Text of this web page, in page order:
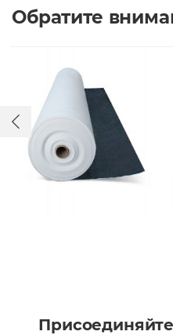
Обратите